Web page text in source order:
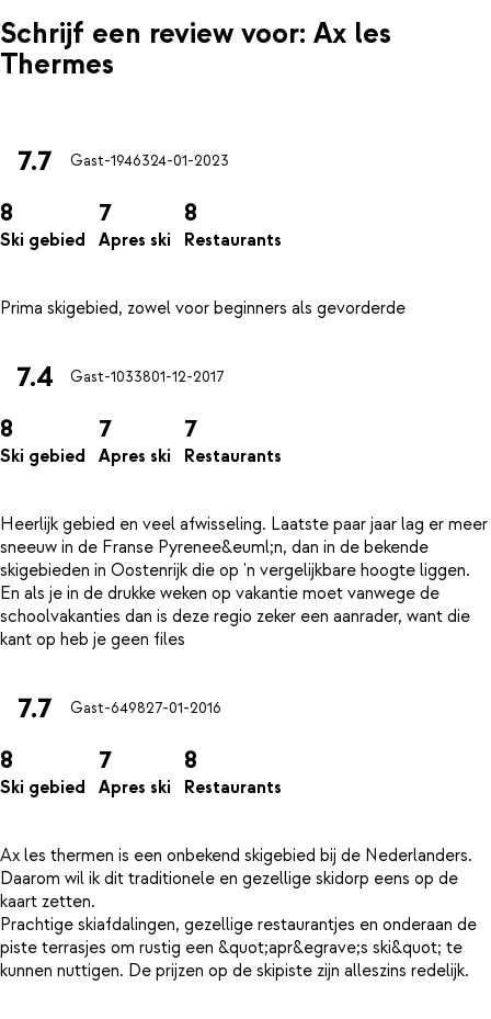
Schrijf een review voor: Ax les
Thermes
7.7 Gast-1946324-01-2023
8
Ski gebied
7
Apres ski
8
Restaurants
7.4 Gast-1033801-12-2017
8
Ski gebied
7
Apres ski
7
Restaurants
Heerlijk gebied en veel afwisseling. Laatste paar jaar lag er meer
sneeuw in de Franse Pyrenee&euml;n, dan in de bekende
skigebieden in Oostenrijk die op 'n vergelijkbare hoogte liggen.
En als je in de drukke weken op vakantie moet vanwege de
schoolvakanties dan is deze regio zeker een aanrader, want die
7.7 Gast-649827-01-2016
8
Ski gebied
7
Apres ski
8
Restaurants
Ax les thermen is een onbekend skigebied bij de Nederlanders.
Daarom wil ik dit traditionele en gezellige skidorp eens op de
kaart zetten.
Prachtige skiafdalingen, gezellige restaurantjes en onderaan de
piste terrasjes om rustig een &quot;apr&egrave;s ski&quot; te